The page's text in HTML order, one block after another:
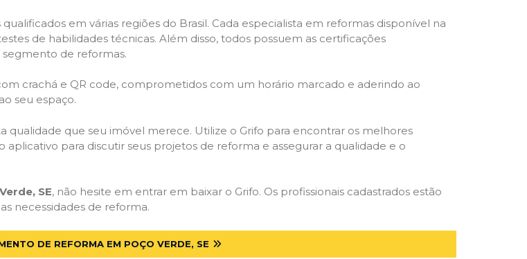
em várias regiões do Brasil. Cada especialista em reformas disponível na
de habilidades técnicas. Além disso, todos possuem as certificações
segmento de reformas.
crachá e QR code, comprometidos com um horário marcado e aderindo ao
seu espaço.
qualidade que seu imóvel merece. Utilize o Grifo para encontrar os melhores
aplicativo para discutir seus projetos de reforma e assegurar a qualidade e o
SE, não hesite em entrar em baixar o Grifo. Os profissionais cadastrados estão
necessidades de reforma.
DE REFORMA EM POÇO VERDE, SE